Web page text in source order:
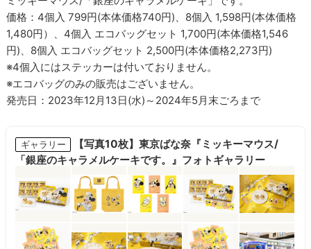
価格：4個入 799円(本体価格740円)、8個入 1,598円(本体価格
1,480円）、4個入 エコバッグセット 1,700円(本体価格1,546
円)、8個入 エコバッグセット 2,500円(本体価格2,273円)
※4個入にはステッカーは付いておりません。
※エコバッグのみの販売はございません。
発売日：2023年12月13日(水)～2024年5月末ごろまで
ギャラリー
【写真10枚】東京ばな奈『ミッキーマウス/
「銀座のキャラメルケーキです。』フォトギャラリー